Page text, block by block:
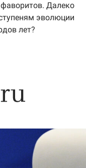
Далеко
эволюции
лет?